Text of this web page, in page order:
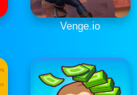
Venge.io